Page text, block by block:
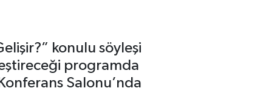
konulu söyleşi
programda
Salonu’nda